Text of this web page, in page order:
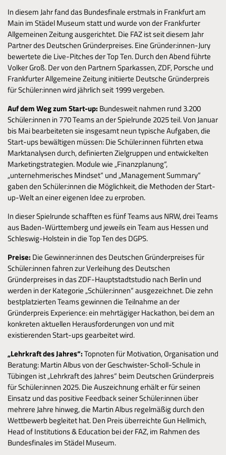
In diesem Jahr fand das Bundesfinale erstmals in Frankfurt am
Main im Städel Museum statt und wurde von der Frankfurter
Allgemeinen Zeitung ausgerichtet. Die FAZ ist seit diesem Jahr
Partner des Deutschen Gründerpreises. Eine Gründer:innen-Jury
bewertete die Live-Pitches der Top Ten. Durch den Abend führte
Volker Groß. Der von den Partnern Sparkassen, ZDF, Porsche und
Frankfurter Allgemeine Zeitung initiierte Deutsche Gründerpreis
für Schüler:innen wird jährlich seit 1999 vergeben.
Auf dem Weg zum Start-up: Bundesweit nahmen rund 3.200
Schüler:innen in 770 Teams an der Spielrunde 2025 teil. Von Januar
bis Mai bearbeiteten sie insgesamt neun typische Aufgaben, die
Start-ups bewältigen müssen: Die Schüler:innen führten etwa
Marktanalysen durch, definierten Zielgruppen und entwickelten
Marketingstrategien. Module wie „Finanzplanung“,
„unternehmerisches Mindset“ und „Management Summary“
gaben den Schüler:innen die Möglichkeit, die Methoden der Start-
up-Welt an einer eigenen Idee zu erproben.
In dieser Spielrunde schafften es fünf Teams aus NRW, drei Teams
aus Baden-Württemberg und jeweils ein Team aus Hessen und
Schleswig-Holstein in die Top Ten des DGPS.
Preise: Die Gewinner:innen des Deutschen Gründerpreises für
Schüler:innen fahren zur Verleihung des Deutschen
Gründerpreises in das ZDF-Hauptstadtstudio nach Berlin und
werden in der Kategorie „Schüler:innen“ ausgezeichnet. Die zehn
bestplatzierten Teams gewinnen die Teilnahme an der
Gründerpreis Experience: ein mehrtägiger Hackathon, bei dem an
konkreten aktuellen Herausforderungen von und mit
existierenden Start-ups gearbeitet wird.
„Lehrkraft des Jahres“:Topnoten für Motivation, Organisation und
Beratung: Martin Albus von der Geschwister-Scholl-Schule in
Tübingen ist „Lehrkraft des Jahres“ beim Deutschen Gründerpreis
für Schüler:innen 2025. Die Auszeichnung erhält er für seinen
Einsatz und das positive Feedback seiner Schüler:innen über
mehrere Jahre hinweg, die Martin Albus regelmäßig durch den
Wettbewerb begleitet hat. Den Preis überreichte Gun Hellmich,
Head of Institutions & Education bei der FAZ, im Rahmen des
Bundesfinales im Städel Museum.